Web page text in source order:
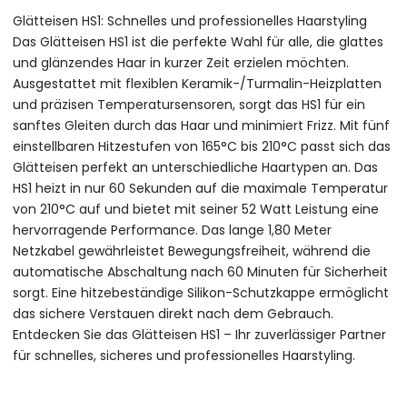
Glätteisen HS1: Schnelles und professionelles Haarstyling
Das Glätteisen HS1 ist die perfekte Wahl für alle, die glattes
und glänzendes Haar in kurzer Zeit erzielen möchten.
Ausgestattet mit flexiblen Keramik-/Turmalin-Heizplatten
und präzisen Temperatursensoren, sorgt das HS1 für ein
sanftes Gleiten durch das Haar und minimiert Frizz. Mit fünf
einstellbaren Hitzestufen von 165°C bis 210°C passt sich das
Glätteisen perfekt an unterschiedliche Haartypen an. Das
HS1 heizt in nur 60 Sekunden auf die maximale Temperatur
von 210°C auf und bietet mit seiner 52 Watt Leistung eine
hervorragende Performance. Das lange 1,80 Meter
Netzkabel gewährleistet Bewegungsfreiheit, während die
automatische Abschaltung nach 60 Minuten für Sicherheit
sorgt. Eine hitzebeständige Silikon-Schutzkappe ermöglicht
das sichere Verstauen direkt nach dem Gebrauch.
Entdecken Sie das Glätteisen HS1 – Ihr zuverlässiger Partner
für schnelles, sicheres und professionelles Haarstyling.